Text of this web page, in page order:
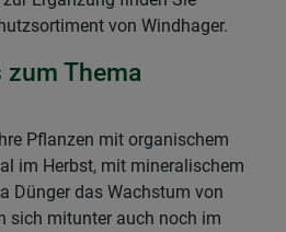
von Windhager.
Thema
Pflanzen mit organischem
im Herbst, mit mineralischem
Dünger das Wachstum von
sich mitunter auch noch im